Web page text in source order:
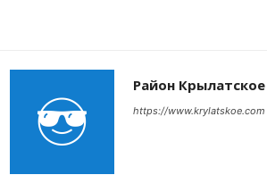
Район Крылатское
https://www.krylatskoe.com